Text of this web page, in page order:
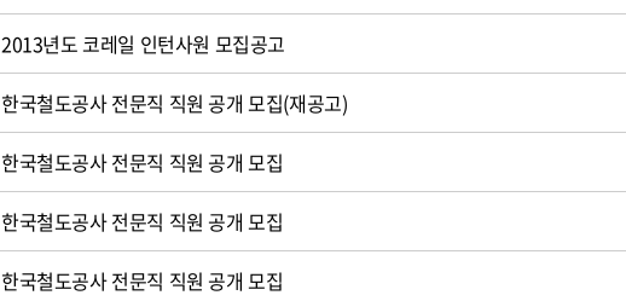
2013년도 코레일 인턴사원 모집공고
한국철도공사 전문직 직원 공개 모집(재공고)
한국철도공사 전문직 직원 공개 모집
한국철도공사 전문직 직원 공개 모집
한국철도공사 전문직 직원 공개 모집